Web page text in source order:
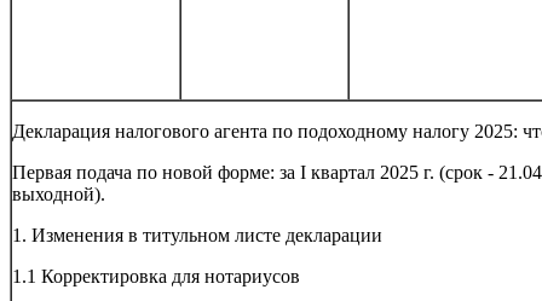
Декларация налогового агента по подоходному налогу 2025:
Первая подача по новой форме: за I квартал 2025 г. (срок -
выходной).
1. Изменения в титульном листе декларации
1.1 Корректировка для нотариусов